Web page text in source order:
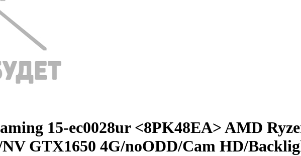
15-ec0028ur <8PK48EA> AMD
GTX1650 4G/­noODD/­Cam HD/­